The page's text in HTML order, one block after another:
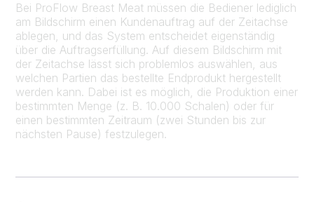
Bei ProFlow Breast Meat müssen die Bediener lediglich
am Bildschirm einen Kundenauftrag auf der Zeitachse
ablegen, und das System entscheidet eigenständig
über die Auftragserfüllung. Auf diesem Bildschirm mit
der Zeitachse lässt sich problemlos auswählen, aus
welchen Partien das bestellte Endprodukt hergestellt
werden kann. Dabei ist es möglich, die Produktion einer
bestimmten Menge (z. B. 10.000 Schalen) oder für
einen bestimmten Zeitraum (zwei Stunden bis zur
nächsten Pause) festzulegen.